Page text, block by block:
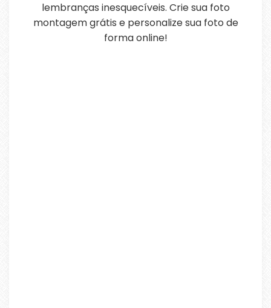
lembranças inesquecíveis. Crie sua foto
montagem grátis e personalize sua foto de
forma online!